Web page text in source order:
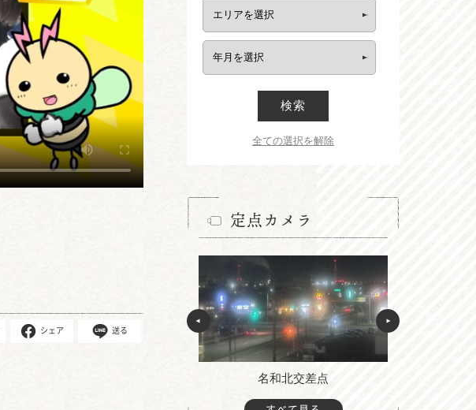
シェア 送る
検索
全ての選択を解除
定点カメラ
名和北交差点